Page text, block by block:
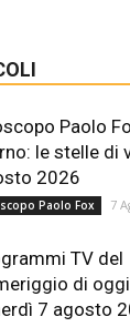
Paolo
le stelle di
2026
Paolo Fox 7
TV del
di
7 agosto